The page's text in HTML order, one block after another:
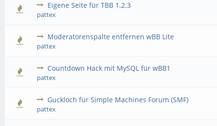
Eigene Seite für TBB 1.2.3
pattex
Moderatorenspalte entfernen wBB Lite
pattex
Countdown Hack mit MySQL für wBB1
pattex
Guckloch für Simple Machines Forum (SMF)
pattex